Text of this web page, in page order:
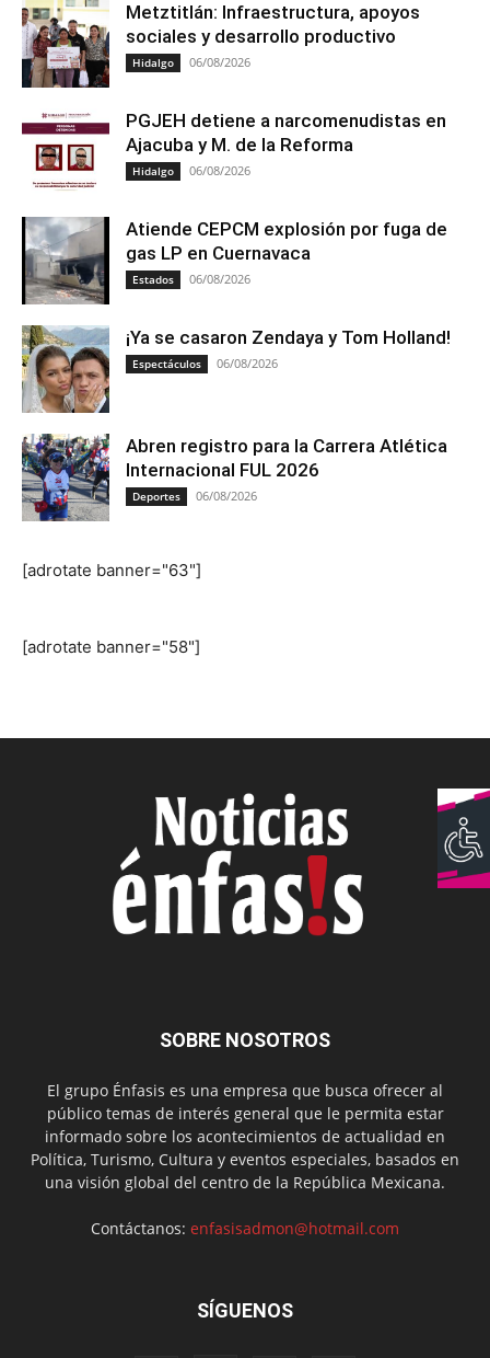
Metztitlán: Infraestructura, apoyos
sociales y desarrollo productivo
Hidalgo 06/08/2026
PGJEH detiene a narcomenudistas en
Ajacuba y M. de la Reforma
Hidalgo 06/08/2026
Atiende CEPCM explosión por fuga de
gas LP en Cuernavaca
Estados 06/08/2026
¡Ya se casaron Zendaya y Tom Holland!
Espectáculos 06/08/2026
Abren registro para la Carrera Atlética
Internacional FUL 2026
Deportes 06/08/2026
[adrotate banner="63"]
[adrotate banner="58"]
SOBRE NOSOTROS
El grupo Énfasis es una empresa que busca ofrecer al
público temas de interés general que le permita estar
informado sobre los acontecimientos de actualidad en
Política, Turismo, Cultura y eventos especiales, basados en
una visión global del centro de la República Mexicana.
Contáctanos: enfasisadmon@hotmail.com
SÍGUENOS